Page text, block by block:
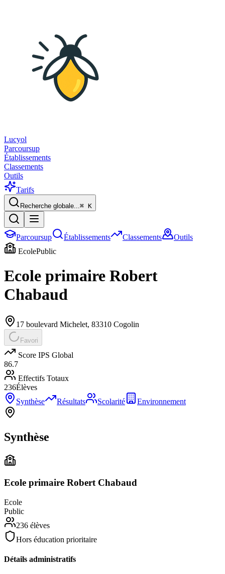
Lucyol
Parcoursup
Établissements
Classements
Outils
Tarifs
Recherche globale...⌘ K
Parcoursup Établissements Classements
Outils
EcolePublic
Ecole primaire Robert
Chabaud
17 boulevard Michelet, 83310 Cogolin
Favori
Score IPS Global
86.7
Effectifs Totaux
236Élèves
Synthèse
Résultats Scolarité Environnement
Synthèse
Ecole primaire Robert Chabaud
Ecole
Public
236 élèves
Hors éducation prioritaire
Détails administratifs